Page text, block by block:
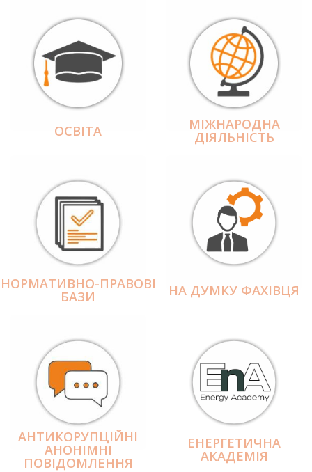
ОСВІТА МІЖНАРОДНА
ДІЯЛЬНІCТЬ
НОРМАТИВНО-ПРАВОВІ
БАЗИ НА ДУМКУ ФАХІВЦЯ
АНТИКОРУПЦІЙНІ
АНОНІМНІ
ПОВІДОМЛЕННЯ
ЕНЕРГЕТИЧНА
АКАДЕМІЯ